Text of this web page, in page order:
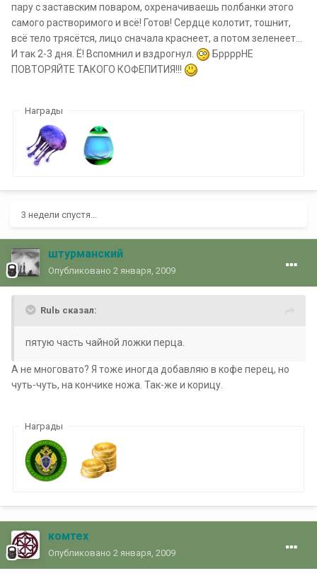
пару с заставским поваром, охреначиваешь полбанки этого
самого растворимого и всё! Готов! Сердце колотит, тошнит,
всё тело трясётся, лицо сначала краснеет, а потом зеленеет...
И так 2-3 дня. Ё! Вспомнил и вздрогнул.
БррррНЕ
ПОВТОРЯЙТЕ ТАКОГО КОФЕПИТИЯ!!!
Награды
3 недели спустя...
штурманский
Опубликовано 2 января, 2009
Rulь сказал:
пятую часть чайной ложки перца.
А не многовато? Я тоже иногда добавляю в кофе перец, но
чуть-чуть, на кончике ножа. Так-же и корицу.
Награды
комтех
Опубликовано 2 января, 2009